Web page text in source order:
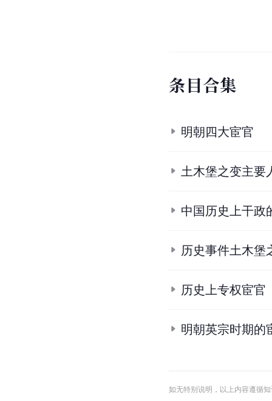
条目合集
明朝四大宦官
土木堡之变主要
中国历史上干政
历史事件土木堡
历史上专权宦官
明朝英宗时期的
如无特别说明，以上内容遵循